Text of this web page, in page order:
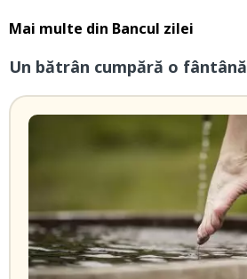
Mai multe din Bancul zilei
Un bătrân cumpără o fântână